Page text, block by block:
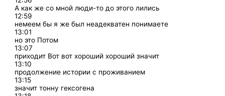
А как же со мной люди-то до этого лились
12:59
немеем бы я же был неадекватен понимаете
13:01
но это Потом
13:07
приходит Вот вот хороший хороший значит
13:10
продолжение истории с проживанием
13:15
значит тонну гексогена